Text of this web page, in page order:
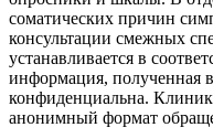
соматических причин
консультации смежных
устанавливается в
информация, полученная
конфиденциальна.
анонимный формат